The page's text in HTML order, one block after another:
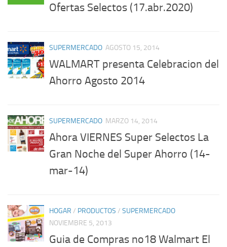
Ofertas Selectos (17.abr.2020)
SUPERMERCADO AGOSTO 15, 2014
WALMART presenta Celebracion del
Ahorro Agosto 2014
SUPERMERCADO MARZO 14, 2014
Ahora VIERNES Super Selectos La
Gran Noche del Super Ahorro (14-
mar-14)
HOGAR / PRODUCTOS / SUPERMERCADO
NOVIEMBRE 5, 2013
Guia de Compras no18 Walmart El